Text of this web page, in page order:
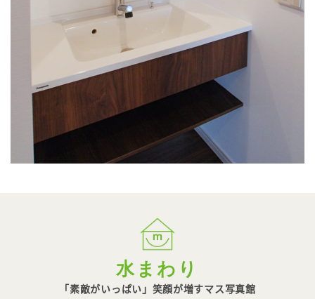
水まわり
「素敵がいっぱい」笑顔が増すマス写真館